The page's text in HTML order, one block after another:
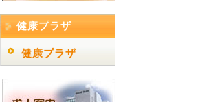
健康プラザ
健康プラザ